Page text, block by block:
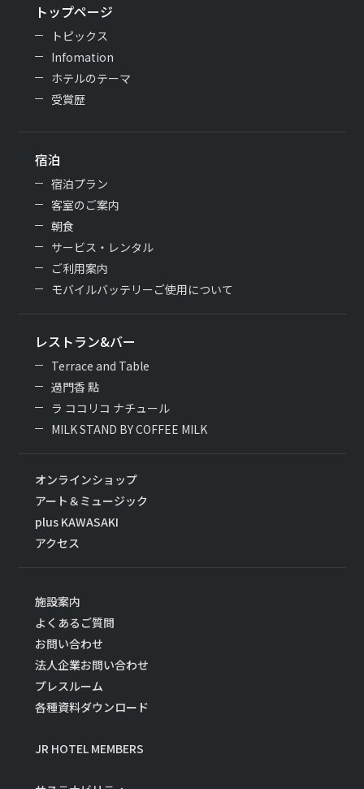
トップページ
トピックス
Infomation
ホテルのテーマ
受賞歴
宿泊
宿泊プラン
客室のご案内
朝食
サービス・レンタル
ご利用案内
モバイルバッテリーご使用について
レストラン&バー
Terrace and Table
過門香 點
ラ ココリコ ナチュール
MILK STAND BY COFFEE MILK
オンラインショップ
アート＆ミュージック
plus KAWASAKI
アクセス
施設案内
よくあるご質問
お問い合わせ
法人企業お問い合わせ
プレスルーム
各種資料ダウンロード
JR HOTEL MEMBERS